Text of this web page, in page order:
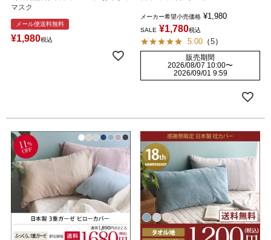
マスク
メール便送料無料
¥1,980税込
メーカー希望小売価格 ¥1,980
SALE ¥1,780税込
5.00 （5）
販売期間
2026/08/07 10:00〜
2026/09/01 9:59